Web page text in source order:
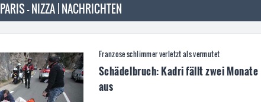
PARIS - NIZZA | NACHRICHTEN
Franzose schlimmer verletzt als vermutet
Schädelbruch: Kadri fällt zwei Monate
aus